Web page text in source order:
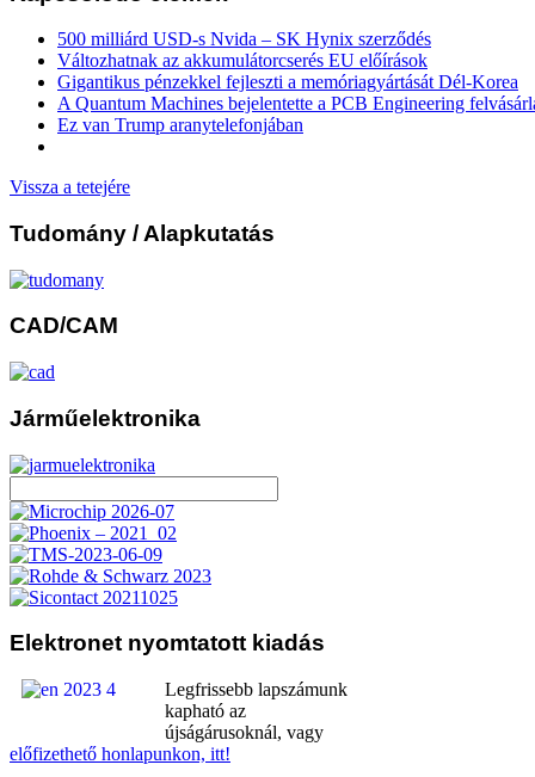
500 milliárd USD-s Nvida – SK Hynix szerződés
Változhatnak az akkumulátorcserés EU előírások
Gigantikus pénzekkel fejleszti a memóriagyártását Dél-Korea
A Quantum Machines bejelentette a PCB Engineering
Ez van Trump aranytelefonjában
Vissza a tetejére
Tudomány / Alapkutatás
CAD/CAM
Járműelektronika
Elektronet nyomtatott kiadás
Legfrissebb lapszámunk
kapható az
újságárusoknál, vagy
előfizethető honlapunkon, itt!